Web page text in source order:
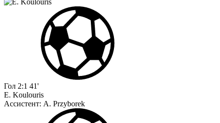
Гол 2:1 41'
E. Koulouris
Ассистент: A. Przyborek